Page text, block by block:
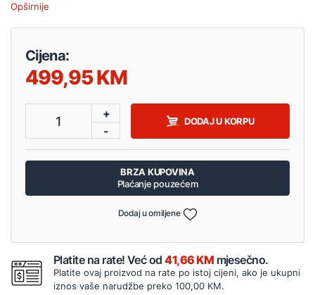
Opširnije
Cijena:
499,95
1
+
-
DODAJ U KORPU
BRZA KUPOVINA
Plaćanje pouzećem
Dodaj u omiljene
Platite na rate! Već od41,66 KM mjesečno.
Platite ovaj proizvod na rate po istoj cijeni, ako je ukupni
iznos vaše narudžbe preko 100,00 KM.